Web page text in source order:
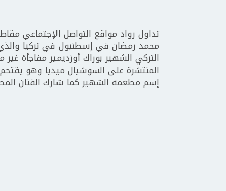
تداول رواد مواقع التواصل الإجتماعي
محمد رمضان في إسطنبول في تركيا
التركي الشهير بوراك أوزديمير مفاجأة
المنتشرة على السوشيال ميديا وهو
إسم مطعمه الشهير كما شارك الفنان